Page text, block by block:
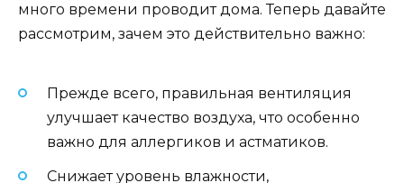
много времени проводит дома. Теперь давайте
рассмотрим, зачем это действительно важно:
Прежде всего, правильная вентиляция
улучшает качество воздуха, что особенно
важно для аллергиков и астматиков.
Снижает уровень влажности,